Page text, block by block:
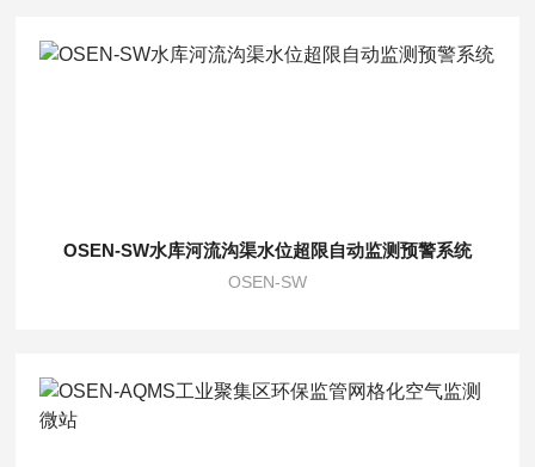
OSEN-SW水库河流沟渠水位超限自动监测预警系统
OSEN-SW